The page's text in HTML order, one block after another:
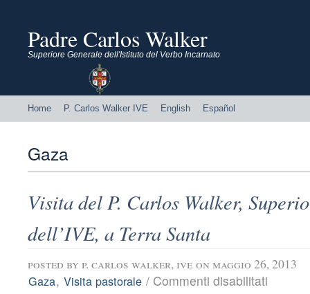
Padre Carlos Walker
Superiore Generale dell'Istituto del Verbo Incarnato
Home P. Carlos Walker IVE English Español
Gaza
Visita del P. Carlos Walker,
dell’IVE, a Terra Santa
posted by p. carlos walker, ive on maggio 26, 2013
Gaza, Visita pastorale / Commenti disabilitati